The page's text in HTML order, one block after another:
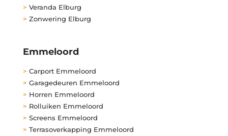
> Veranda Elburg
> Zonwering Elburg
Emmeloord
> Carport Emmeloord
> Garagedeuren Emmeloord
> Horren Emmeloord
> Rolluiken Emmeloord
> Screens Emmeloord
> Terrasoverkapping Emmeloord